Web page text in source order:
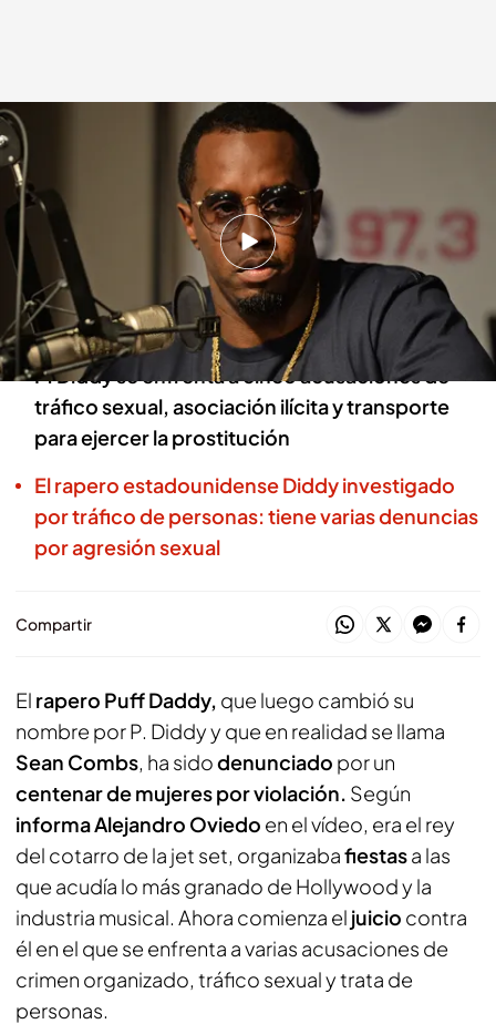
Arranca el juicio contra el rapero Puff Daddy
Redacción digital Noticias Cuatro
05 MAY 2025 - 20:51h.
Comienza el juicio contra el rapero,
denunciado por un centenar de mujeres por
violación, cuatro de ellas declararán en el juicio
P. Diddy se enfrenta a cinco acusaciones de
tráfico sexual, asociación ilícita y transporte
para ejercer la prostitución
El rapero estadounidense Diddy investigado
por tráfico de personas: tiene varias denuncias
por agresión sexual
Compartir
El rapero Puff Daddy, que luego cambió su
nombre por P. Diddy y que en realidad se llama
Sean Combs, ha sidodenunciado por un
centenar de mujeres por violación. Según
informa Alejandro Oviedo en el vídeo, era el rey
del cotarro de la jet set, organizabafiestasa las
que acudía lo más granado de Hollywood y la
industria musical. Ahora comienza el juicio contra
él en el que se enfrenta a varias acusaciones de
crimen organizado, tráfico sexual y trata de
personas.